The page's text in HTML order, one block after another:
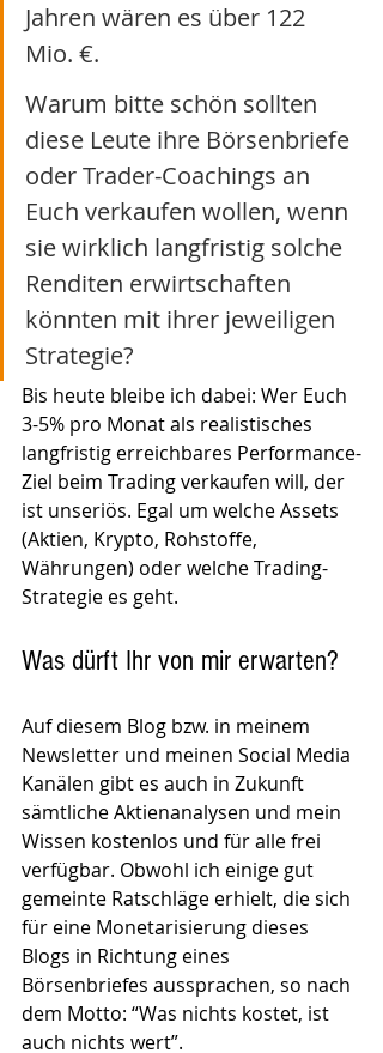
Jahren wären es über 122
Mio. €.
Warum bitte schön sollten
diese Leute ihre Börsenbriefe
oder Trader-Coachings an
Euch verkaufen wollen, wenn
sie wirklich langfristig solche
Renditen erwirtschaften
könnten mit ihrer jeweiligen
Strategie?
Bis heute bleibe ich dabei: Wer Euch
3-5% pro Monat als realistisches
langfristig erreichbares Performance-
Ziel beim Trading verkaufen will, der
ist unseriös. Egal um welche Assets
(Aktien, Krypto, Rohstoffe,
Währungen) oder welche Trading-
Strategie es geht.
Was dürft Ihr von mir erwarten?
Auf diesem Blog bzw. in meinem
Newsletter und meinen Social Media
Kanälen gibt es auch in Zukunft
sämtliche Aktienanalysen und mein
Wissen kostenlos und für alle frei
verfügbar. Obwohl ich einige gut
gemeinte Ratschläge erhielt, die sich
für eine Monetarisierung dieses
Blogs in Richtung eines
Börsenbriefes aussprachen, so nach
dem Motto: “Was nichts kostet, ist
auch nichts wert”.